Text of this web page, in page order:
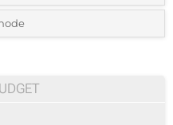
aantal in